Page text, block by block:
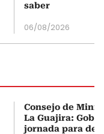
saber
06/08/2026
Consejo de
La Guajira:
jornada para